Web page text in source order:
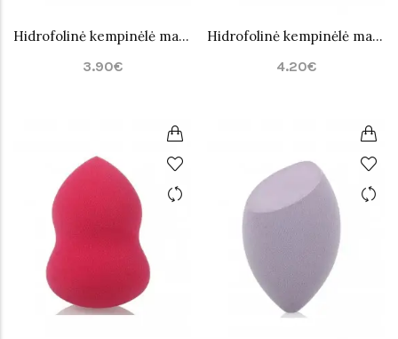
Hidrofolinė kempinėlė makiažui PuFF Nr.2
3.90€
Hidrofolinė kempinėlė makiažui PuFF Nr.3
4.20€